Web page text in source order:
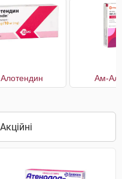
Алотендин Ам-